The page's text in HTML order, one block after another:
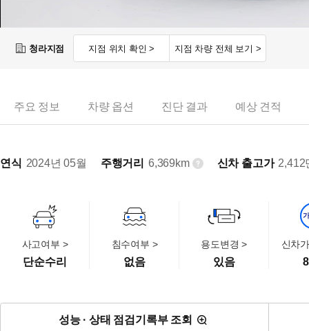
청라지점 지점 위치 확인 > 지점 차량 전체 보기 >
주요 정보 차량 옵션 진단 결과 예상 견적
연식 2024년 05월 주행거리 6,369km 신차 출고가 2,412
사고여부 >
단순수리
침수여부 >
없음
용도변경 >
있음
신차
성능 · 상태 점검기록부 조회